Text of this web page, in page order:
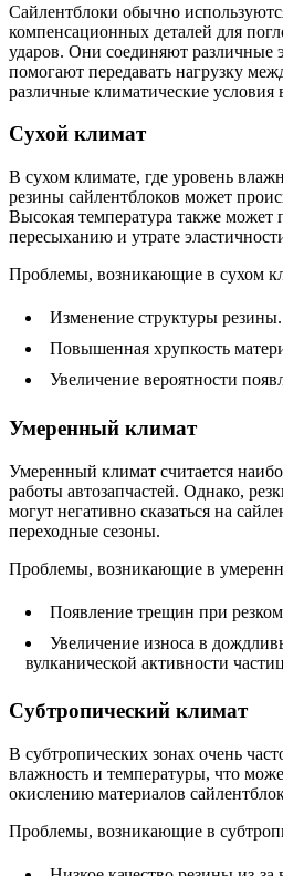
Сайлентблоки обычно
компенсационных деталей для
ударов. Они соединяют различные
помогают передавать нагрузку
различные климатические
Сухой климат
В сухом климате, где уровень
резины сайлентблоков может
Высокая температура также может
пересыханию и утрате
Проблемы, возникающие в сухом
Изменение структуры резины.
Повышенная хрупкость
Увеличение вероятности
Умеренный климат
Умеренный климат считается
работы автозапчастей. Однако,
могут негативно сказаться на
переходные сезоны.
Проблемы, возникающие в
Появление трещин при
Увеличение износа в
вулканической активности
Субтропический климат
В субтропических зонах очень
влажность и температуры, что
окислению материалов
Проблемы, возникающие в